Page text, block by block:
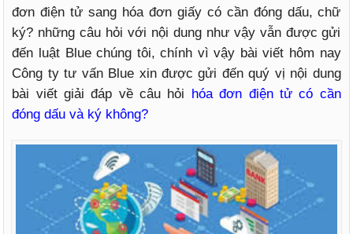
đơn điện tử sang hóa đơn giấy có cần đóng dấu, chữ
ký? những câu hỏi với nội dung như vậy vẫn được gửi
đến luật Blue chúng tôi, chính vì vậy bài viết hôm nay
Công ty tư vấn Blue xin được gửi đến quý vị nội dung
bài viết giải đáp về câu hỏi hóa đơn điện tử có cần
đóng dấu và ký không?